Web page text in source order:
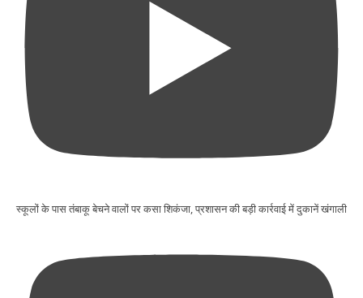
स्कूलों के पास तंबाकू बेचने वालों पर कसा शिकंजा, प्रशासन की बड़ी कार्रवाई में दुकानें खंगाली